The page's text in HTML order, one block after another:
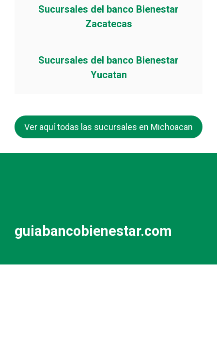
Sucursales del banco Bienestar
Zacatecas
Sucursales del banco Bienestar
Yucatan
Ver aquí todas las sucursales en Michoacan
guiabancobienestar.com